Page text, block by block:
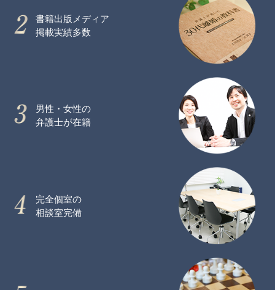
書籍出版メディア
掲載実績多数
男性・女性の
弁護士が在籍
完全個室の
相談室完備